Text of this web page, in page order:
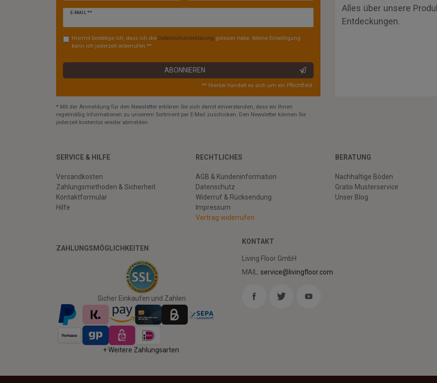
E-MAIL **
Newsletter
Hiermit bestätige ich, dass ich die Daten­schutz­erklärung gelesen habe. Meine Einwilligung
kann ich jederzeit widerrufen.**
ABONNIEREN
** Hierbei handelt es sich um ein Pflichtfeld.
Alles über unsere
Entdeckungen.
* Mit der Anmeldung für den Newsletter erklären Sie sich damit einverstanden, dass wir Ihnen
regelmäßig Informationen zu unserem Sortiment per E-Mail zuschicken. Den Newsletter können Sie
jederzeit kostenlos wieder abmelden.
SERVICE & HILFE
Versandkosten
Zahlungsmethoden & Sicherheit
Kontaktformular
Hilfe
RECHTLICHES
AGB & Kundeninformation
Datenschutz
Widerruf & Rücksendung
Impressum
Vertrag widerrufen
BERATUNG
Nachhaltige Böden
Gratis Musterservice
Unser Blog
ZAHLUNGSMÖGLICHKEITEN
Sicher Einkaufen und Zahlen
+ Weitere Zahlungsarten
KONTAKT
Living Floor GmbH
MAIL:service@livingfloor.com
Twitter Youtube